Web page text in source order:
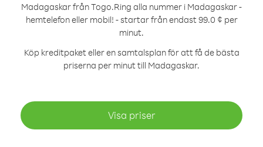
Madagaskar från Togo.Ring alla nummer i Madagaskar -
hemtelefon eller mobil! - startar från endast 99.0 ¢ per
minut.
Köp kreditpaket eller en samtalsplan för att få de bästa
priserna per minut till Madagaskar.
Visa priser